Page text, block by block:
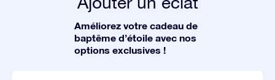
Améliorez votre cadeau de
baptême d’étoile avec nos
options exclusives !